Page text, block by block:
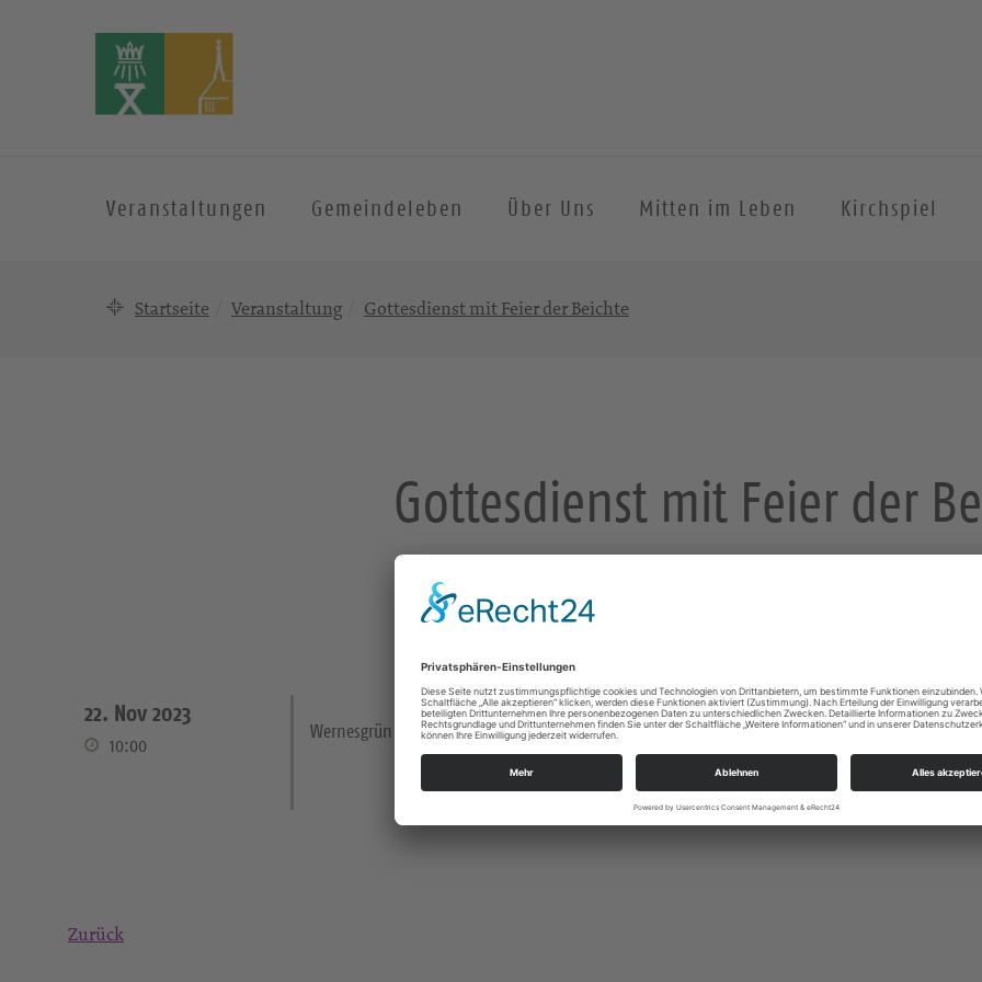
Veranstaltungen Gemeindeleben Über Uns Mitten im Leben Kirchspiel
Startseite Veranstaltung Gottesdienst mit Feier der Beichte
Gottesdienst mit Feier der
22. Nov 2023
10:00
Wernesgrün Kirche
Zurück